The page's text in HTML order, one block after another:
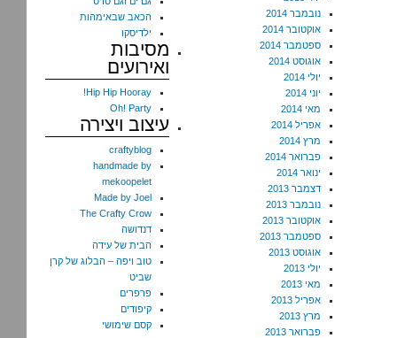
נובמבר 2014
אוקטובר 2014
ספטמבר 2014
אוגוסט 2014
יולי 2014
יוני 2014
מאי 2014
אפריל 2014
מרץ 2014
פברואר 2014
ינואר 2014
דצמבר 2013
נובמבר 2013
אוקטובר 2013
ספטמבר 2013
אוגוסט 2013
יולי 2013
מאי 2013
אפריל 2013
מרץ 2013
פברואר 2013
הכאב שבאימהות
ילדיסקו
מסיבות
ואירועים
Hip Hip Hooray!
Oh! Party
עיצוב ויצירה
craftyblog
handmade by
mekoopelet
Made by Joel
The Crafty Crow
דנדושה
הבית של עידה
טוב ויפה – הבלוג של קרן
שביט
פרפרים
קיפודים
קסם שימושי